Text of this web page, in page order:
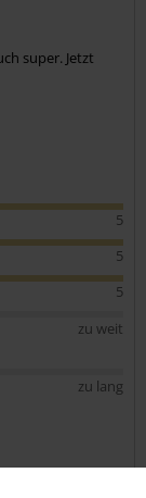
super. Jetzt
5
5
5
zu weit
zu lang